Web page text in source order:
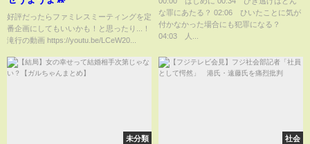
好評だったらファミレスミーティングを定
番企画にしてもいいかも！と思ったり...！
滝行の動画 https://youtu.be/LCeW20...
な罪にあたる？ 02:06 ひいたことに気が
付かなかった場合にも犯罪になる？
04:03 人...
未分類 社会